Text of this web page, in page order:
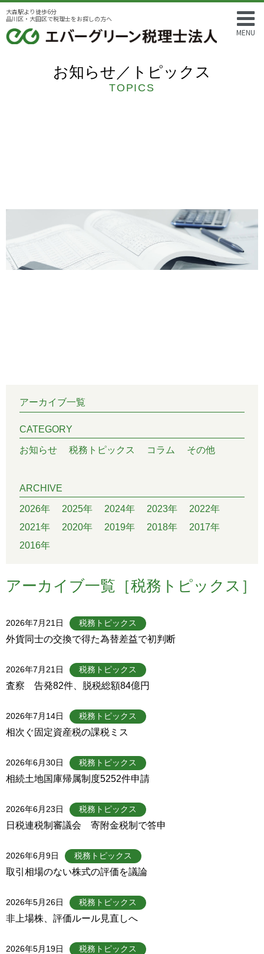
MENU
大森駅より徒歩6分
品川区・大田区で税理士をお探しの方へ
お知らせ／トピックス
TOPICS
アーカイブ一覧
CATEGORY
お知らせ 税務トピックス コラム その他
ARCHIVE
2026年 2025年 2024年 2023年
2022年
2021年
2020年 2019年 2018年
2017年
2016年
アーカイブ一覧［税務トピックス］
2026年7月21日 税務トピックス
外貨同士の交換で得た為替差益で初判断
2026年7月21日 税務トピックス
査察 告発82件、脱税総額84億円
2026年7月14日 税務トピックス
相次ぐ固定資産税の課税ミス
2026年6月30日 税務トピックス
相続土地国庫帰属制度5252件申請
2026年6月23日 税務トピックス
日税連税制審議会 寄附金税制で答申
2026年6月9日 税務トピックス
取引相場のない株式の評価を議論
2026年5月26日 税務トピックス
非上場株、評価ルール見直しへ
2026年5月19日 税務トピックス